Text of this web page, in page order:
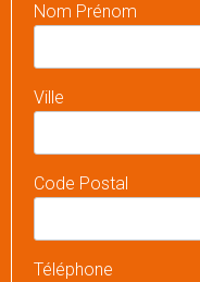
Nom Prénom
Ville
Code Postal
Téléphone